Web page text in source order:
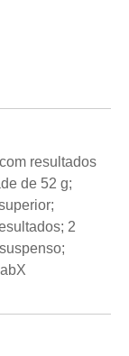
resultados
de 52 g;
2